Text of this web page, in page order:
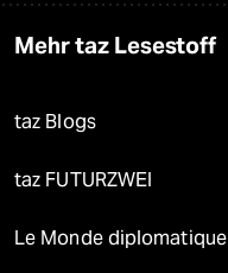
Mehr taz Lesestoff
taz Blogs
taz FUTURZWEI
Le Monde diplomatique